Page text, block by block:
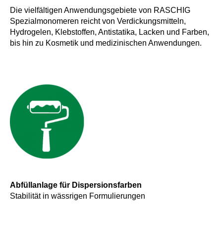
Die vielfältigen Anwendungsgebiete von RASCHIG
Spezialmonomeren reicht von Verdickungsmitteln,
Hydrogelen, Klebstoffen, Antistatika, Lacken und Farben,
bis hin zu Kosmetik und medizinischen Anwendungen.
Abfüllanlage für Dispersionsfarben
Stabilität in wässrigen Formulierungen